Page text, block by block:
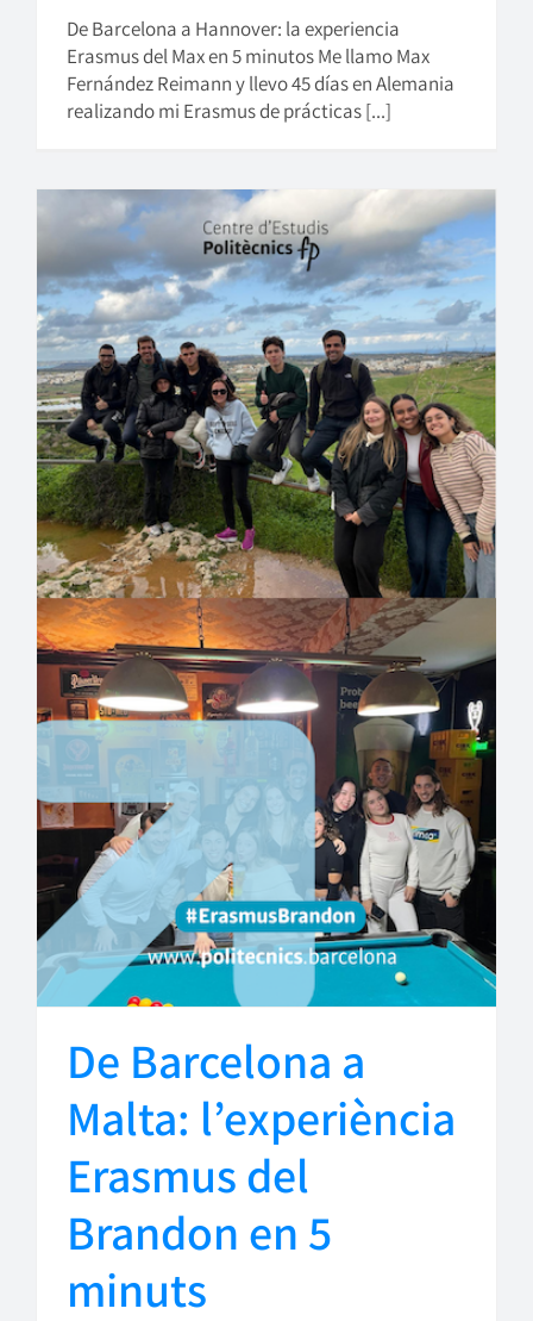
De Barcelona a Hannover: la experiencia
Erasmus del Max en 5 minutos Me llamo Max
Fernández Reimann y llevo 45 días en Alemania
realizando mi Erasmus de prácticas [...]
De Barcelona a
Malta: l’experiència
Erasmus del
Brandon en 5
minuts